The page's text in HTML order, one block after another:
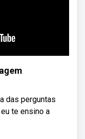
das perguntas
te ensino a